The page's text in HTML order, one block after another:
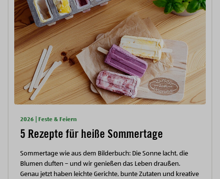
2026 | Feste & Feiern
5 Rezepte für heiße Sommertage
Sommertage wie aus dem Bilderbuch: Die Sonne lacht, die
Blumen duften – und wir genießen das Leben draußen.
Genau jetzt haben leichte Gerichte, bunte Zutaten und kreative